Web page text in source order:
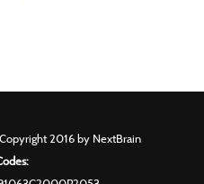
2016 by NextBrain